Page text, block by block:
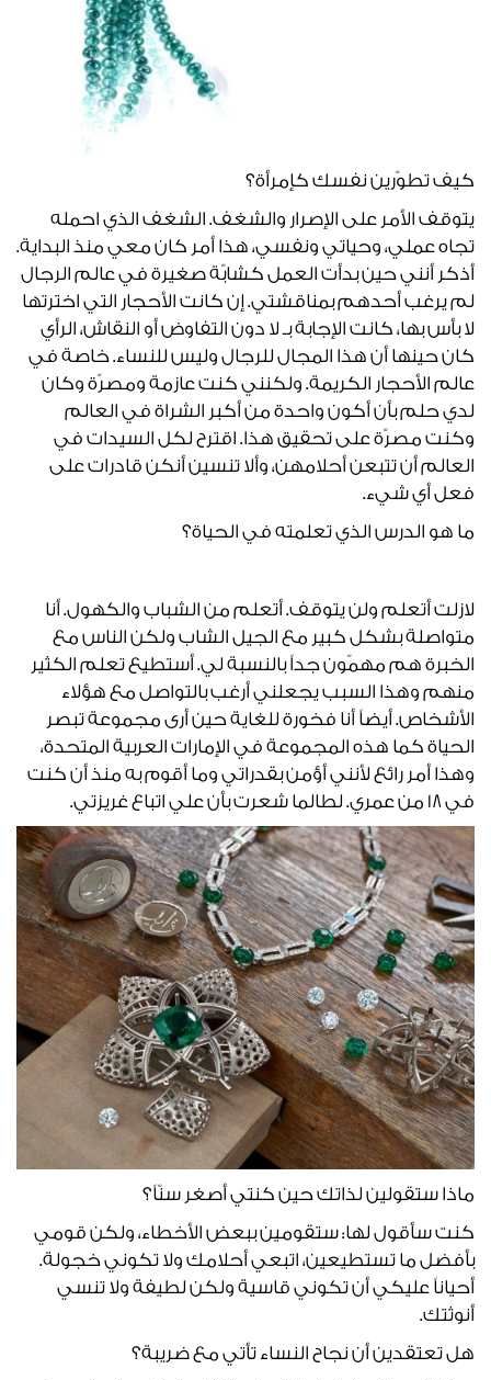
كيف تطوّرين نفسك كإمرأة؟
يتوقف الأمر على الإصرار والشغف. الشغف الذي احمله
تجاه عملي، وحياتي ونفسي، هذا أمر كان معي منذ البداية.
أذكر أنني حين بدأت العمل كشابّة صغيرة في عالم الرجال
لم يرغب أحدهم بمناقشتي. إن كانت الأحجار التي اخترتها
لا بأس بها، كانت الإجابة بـ لا دون التفاوض أو النقاش، الرأي
كان حينها أن هذا المجال للرجال وليس للنساء. خاصة في
عالم الأحجار الكريمة. ولكنني كنت عازمة ومصرّة وكان
لدي حلم بأن أكون واحدة من أكبر الشراة في العالم
وكنت مصرّة على تحقيق هذا. اقترح لكل السيدات في
العالم أن تتبعن أحلامهن، وألا تنسين أنكن قادرات على
فعل أي شيء.
ما هو الدرس الذي تعلمته في الحياة؟
لازلت أتعلم ولن يتوقف. أتعلم من الشباب والكهول. أنا
متواصلة بشكل كبير مع الجيل الشاب ولكن الناس مع
الخبرة هم مهمّون جداً بالنسبة لي. أستطيع تعلم الكثير
منهم وهذا السبب يجعلني أرغب بالتواصل مع هؤلاء
الأشخاص. أيضاً أنا فخورة للغاية حين أرى مجموعة تبصر
الحياة كما هذه المجموعة في الإمارات العربية المتحدة،
وهذا أمر رائع لأنني أؤمن بقدراتي وما أقوم به منذ أن كنت
في 18 من عمري. لطالما شعرت بأن علي اتباع غريزتي.
ماذا ستقولين لذاتك حين كنتي أصغر سنّاً؟
كنت سأقول لها: ستقومين ببعض الأخطاء، ولكن قومي
بأفضل ما تستطيعين، اتبعي أحلامك ولا تكوني خجولة.
أحياناً عليكي أن تكوني قاسية ولكن لطيفة ولا تنسي
أنوثتك.
هل تعتقدين أن نجاح النساء تأتي مع ضريبة؟